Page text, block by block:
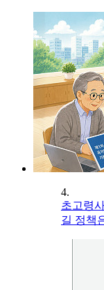
4.
초고령
길 정책